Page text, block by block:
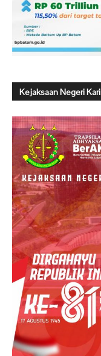
Kejaksaan Negeri